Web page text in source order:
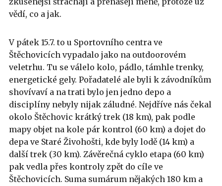
vědí, co a jak.
V pátek 15.7. to u Sportovního centra ve
Štěchovicích vypadalo jako na outdoorovém
veletrhu. Tu se válelo kolo, pádlo, támhle trenky,
energetické gely. Pořadatelé ale byli k závodníkům
shovívaví a na trati bylo jen jedno depo a
disciplíny nebyly nijak záludné. Nejdříve nás čekal
okolo Štěchovic krátký trek (18 km), pak podle
mapy objet na kole pár kontrol (60 km) a dojet do
depa ve Staré Živohošti, kde byly lodě (14 km) a
další trek (30 km). Závěrečná cyklo etapa (60 km)
pak vedla přes kontroly zpět do cíle ve
Štěchovicích. Suma sumárum nějakých 180 km a